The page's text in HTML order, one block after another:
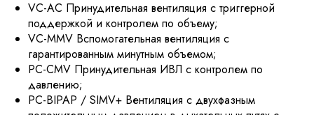
VC-AC Принудительная вентиляция с триггерной
поддержкой и контролем по объему;
VC-MMV Вспомогательная вентиляция с
гарантированным минутным объемом;
PC-CMV Принудительная ИВЛ с контролем по
давлению;
PC-BIPAP / SIMV+ Вентиляция с двухфазным